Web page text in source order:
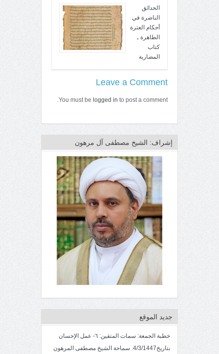
الحدائق
الناضرة في
أحكام العترة
الطاهرة ـ
كتاب
المضاربة
Leave a Comment
You must be logged in to post a comment.
إشراف: الشيخ مصطفى آل مرهون
جديد الموقع
خطبة الجمعة: سمات المتقين: ٦- عمل الإحسان
بتاريخ4/3/1447. سماحة الشيخ مصطفى المرهون